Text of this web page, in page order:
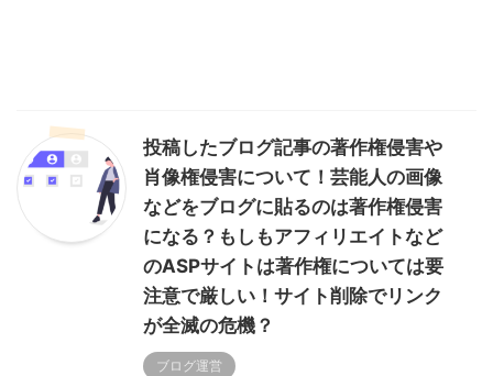
投稿したブログ記事の著作権侵害や
肖像権侵害について！芸能人の画像
などをブログに貼るのは著作権侵害
になる？もしもアフィリエイトなど
のASPサイトは著作権については要
注意で厳しい！サイト削除でリンク
が全滅の危機？
ブログ運営